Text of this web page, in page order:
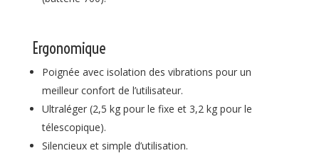
Ergonomique
Poignée avec isolation des vibrations pour un
meilleur confort de l’utilisateur.
Ultraléger (2,5 kg pour le fixe et 3,2 kg pour le
télescopique).
Silencieux et simple d’utilisation.